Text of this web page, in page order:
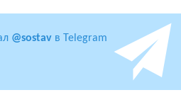
@sostav в Telegram